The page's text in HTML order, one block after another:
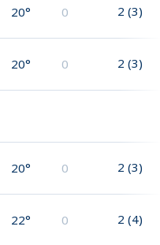
20° 0 2 (3)
20° 0 2 (3)
20° 0 2 (3)
22° 0 2 (4)